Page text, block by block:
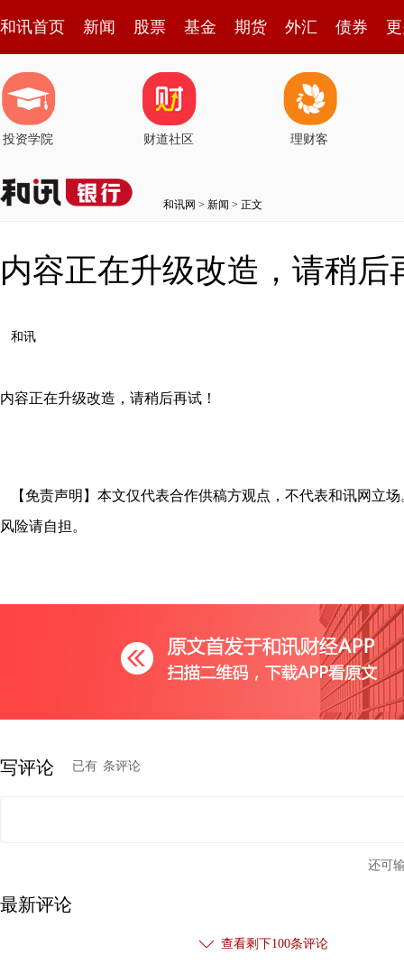
和讯首页 新闻 股票 基金 期货 外汇 债券
投资学院 财道社区 理财客
和讯网 > 新闻 > 正文
内容正在升级改造，请稍后
和讯
内容正在升级改造，请稍后再试！
【免责声明】本文仅代表合作供稿方观点，不代表和讯网立
风险请自担。
写评论 已有 条评论
还可
最新评论
查看剩下100条评论